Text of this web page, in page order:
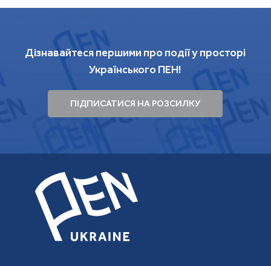
Дізнавайтеся першими про події у просторі
Українського ПЕН!
ПІДПИСАТИСЯ НА РОЗСИЛКУ